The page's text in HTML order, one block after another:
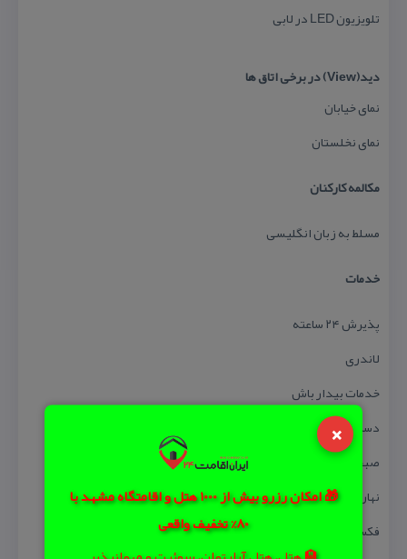
×
🎁 امکان رزرو بیش از 1000 هتل و اقامتگاه مشهد با
80% تخفیف واقعی
تلویزیون LED در لابی
دید(View) در برخی اتاق ها
نمای خیابان
نمای نخلستان
مكالمه كاركنان
مسلط به زبان انگلیسی
خدمات
پذیرش ۲۴ ساعته
لاندری
خدمات بیدار باش
دستگاه واكس كفش
صبحانه در اتاق
نهار در اتاق
فكس